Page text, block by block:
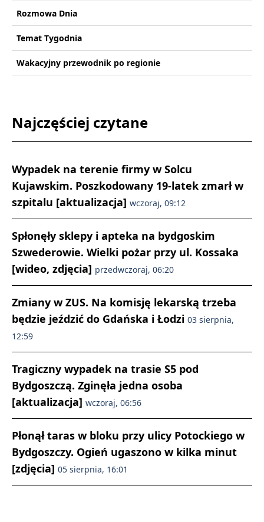
Rozmowa Dnia
Temat Tygodnia
Wakacyjny przewodnik po regionie
Najczęściej czytane
Wypadek na terenie firmy w Solcu
Kujawskim. Poszkodowany 19-latek zmarł w
szpitalu [aktualizacja] wczoraj, 09:12
Spłonęły sklepy i apteka na bydgoskim
Szwederowie. Wielki pożar przy ul. Kossaka
[wideo, zdjęcia] przedwczoraj, 06:20
Zmiany w ZUS. Na komisję lekarską trzeba
będzie jeździć do Gdańska i Łodzi 03 sierpnia,
12:59
Tragiczny wypadek na trasie S5 pod
Bydgoszczą. Zginęła jedna osoba
[aktualizacja] wczoraj, 06:56
Płonął taras w bloku przy ulicy Potockiego w
Bydgoszczy. Ogień ugaszono w kilka minut
[zdjęcia] 05 sierpnia, 16:01